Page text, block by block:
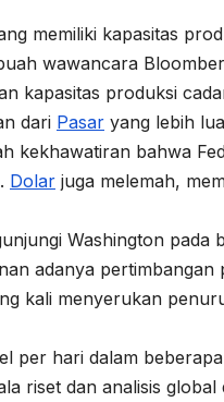
memiliki kapasitas
wawancara
kapasitas produksi
dari Pasar yang lebih
kekhawatiran bahwa
Dolar juga melemah,
Washington pada
adanya pertimbangan
kali menyerukan
per hari dalam
riset dan analisis